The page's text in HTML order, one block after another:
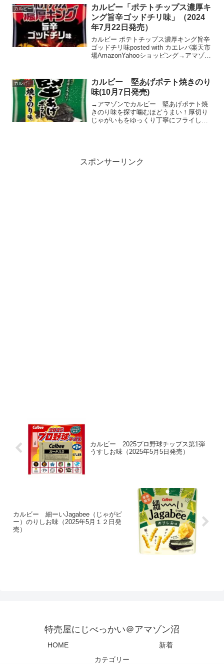
ビー さつまりこ 焼きいも 56g×12袋（12
月上旬頃入荷...
カルビー
カルビー「ポテトチップス濃厚キ
ング旨辛ゴッドチリ味」（2024
年7月22日発売）
カルビー ポテトチップス濃厚キング旨辛
ゴッドチリ味posted with カエレバ楽天市
場AmazonYahooショッピング→アマゾン
い食感のポテトチップスに、たっぷり...
カルビー
カルビー 堅あげポテト焼きのり
味(10月7日発売)
→アマゾンでカルビー 堅あげポテト焼
きのり味を探す噛むほどうまい！厚切り
じゃがいもをゆっくり丁寧にフライしま
スポンサーリンク
カルビー 2025プロ野球チップス第1弾
うすしお味（2025年5月5日発売）
カルビー 細ーいJagabee（じゃがビ
ー）のりしお味（2025年5月１２日発
売）
特売屋にじべっかい＠アマゾン沼
HOME
新着
カテゴリー